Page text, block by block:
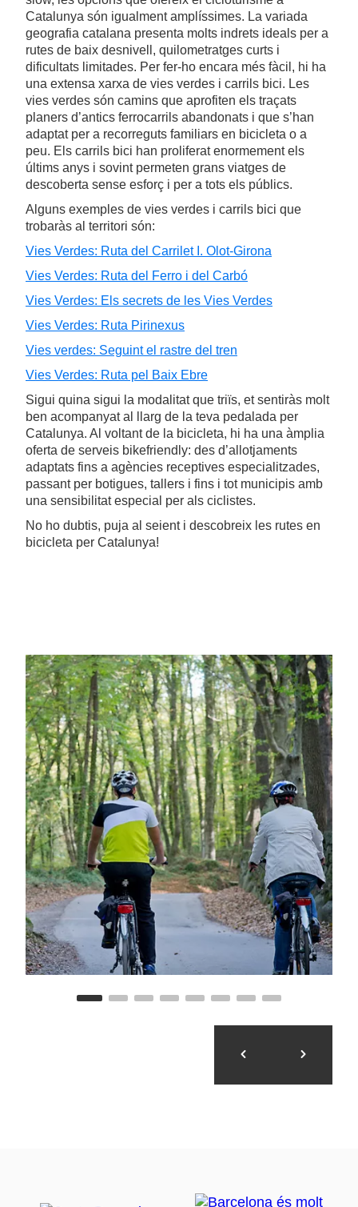
Catalunya són igualment amplíssimes. La variada
geografia catalana presenta molts indrets ideals per a
rutes de baix desnivell, quilometratges curts i
dificultats limitades. Per fer-ho encara més fàcil, hi ha
una extensa xarxa de vies verdes i carrils bici. Les
vies verdes són camins que aprofiten els traçats
planers d’antics ferrocarrils abandonats i que s’han
adaptat per a recorreguts familiars en bicicleta o a
peu. Els carrils bici han proliferat enormement els
últims anys i sovint permeten grans viatges de
descoberta sense esforç i per a tots els públics.
Alguns exemples de vies verdes i carrils bici que
trobaràs al territori són:
Vies Verdes: Ruta del Carrilet I. Olot-Girona
Vies Verdes: Ruta del Ferro i del Carbó
Vies Verdes: Els secrets de les Vies Verdes
Vies Verdes: Ruta Pirinexus
Vies verdes: Seguint el rastre del tren
Vies Verdes: Ruta pel Baix Ebre
Sigui quina sigui la modalitat que triïs, et sentiràs molt
ben acompanyat al llarg de la teva pedalada per
Catalunya. Al voltant de la bicicleta, hi ha una àmplia
oferta de serveis bikefriendly: des d’allotjaments
adaptats fins a agències receptives especialitzades,
passant per botigues, tallers i fins i tot municipis amb
una sensibilitat especial per als ciclistes.
No ho dubtis, puja al seient i descobreix les rutes en
bicicleta per Catalunya!